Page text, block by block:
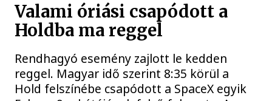
Valami óriási csapódott a
Holdba ma reggel
Rendhagyó esemény zajlott le kedden
reggel. Magyar idő szerint 8:35 körül a
Hold felszínébe csapódott a SpaceX egyik